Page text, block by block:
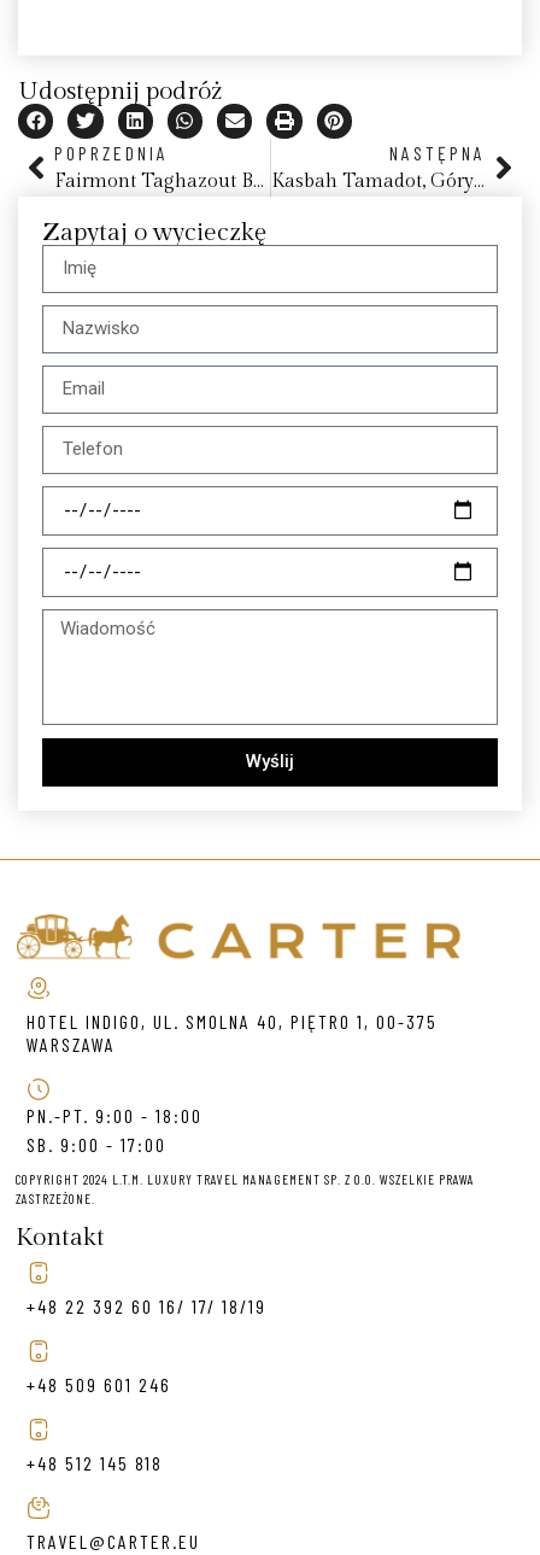
Udostępnij podróż
POPRZEDNIA
Fairmont Taghazout Bay, zatoka Taghazout
NASTĘPNA
Kasbah Tamadot, Góry Atlasu
Zapytaj o wycieczkę
Wyślij
HOTEL INDIGO, UL. SMOLNA 40, PIĘTRO 1, 00-375
WARSZAWA
PN.-PT. 9:00 - 18:00
SB. 9:00 - 17:00
COPYRIGHT 2024 L.T.M. LUXURY TRAVEL MANAGEMENT SP. Z O.O. WSZELKIE PRAWA
ZASTRZEŻONE.
Kontakt
+48 22 392 60 16/ 17/ 18/19
+48 509 601 246
+48 512 145 818
TRAVEL@CARTER.EU